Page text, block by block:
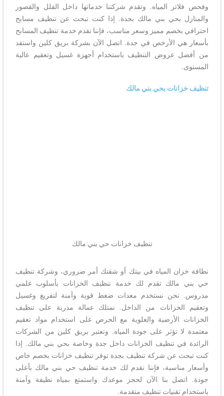
وفحص فلاتر المياه. وتقدم شركتنا خدماتها داخل الفلل والقصور
والمنازل بحي بني مالك بجدة. إذا كنت تبحث عن تنظيف مسابح
احترافي بخصم مميز وسعر مناسب، فإننا نقدم خدمة تنظيف المسابح
بأسعار هي الأرخص في جدة. اتصل الآن بشركة بريق كلين واستفد
من أفضل عروض التنظيف باستخدام أجهزة غسيل وتعقيم عالية
المستوى.
تنظيف خزانات بحي بني مالك
تنظيف خزانات حي بني مالك
نظافة خزان المياه في بيتك أو شقتك أمر ضروري، وشركة تنظيف
حي بني مالك تقدم لك خدمة تنظيف الخزانات بأسلوب علمي
مدروس. نحن نستخدم معدات ضغط قوية وآمنة لتفريغ وغسيل
وتعقيم الخزانات من الداخل. نمتلك عمالة مدربة على تنظيف
الخزانات الأرضية والعلوية مع الحرص على استخدام مواد تعقيم
معتمدة لا تؤثر على جودة المياه. وتعتبر بريق كلين من الشركات
الرائدة في تنظيف الخزانات داخل جدة وخاصة بحي بني مالك. إذا
كنت تبحث عن شركة تنظيف بجدة توفر تنظيف خزانات بخصم خاص
وأسعار مناسبة، فإننا نقدم لك خدمة تنظيف حي بني مالك بأعلى
جودة. اتصل بنا الآن لحجز موعدك واستمتع بمياه نظيفة وآمنة
باستخدام تقنيات تنظيف متقدمة.